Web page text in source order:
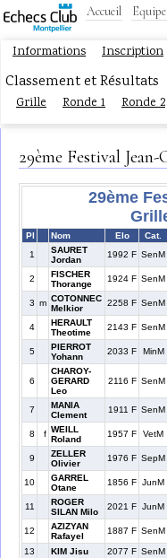
Accueil
Informations Inscription
Classement et Résultats
Grille Ronde 1 Ronde 2
29ème Festival
29ème
Pl Nom Elo Cat.
1
SAURET
Jordan
1992 F SenM
2
FISCHER
Thorange
1924 F SenM
3 m COTONNEC
Melkior
2258 F SenM
4
HERAULT
Theotime
2143 F SenM
5
PIERROT
Yohann
2033 F MinM
6
CHAROY-
GERARD
Leo
2116 F SenM
7
MANIA
Clement
1911 F SenM
8 f WEILL
Roland
1957 F VetM
9
ZELLER
Olivier
1976 F SepM
10
GARREL
Otane
1856 F JunM
11
ROGER
SILAN Milo
2021 F JunM
12
AZIZYAN
Rafayel
1887 F SenM
13 KIM Jisu 2077 F SenM